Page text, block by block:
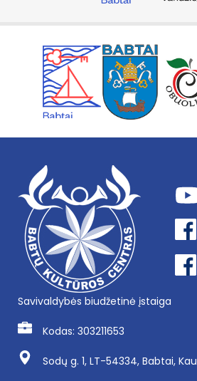
Savivaldybės biudžetinė įstaiga
Kodas: 303211653
Sodų g. 1, LT-54334, Babtai,